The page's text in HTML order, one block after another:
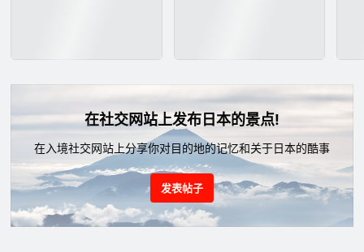
在社交网站上发布日本的景点!
在入境社交网站上分享你对目的地的记忆和关于日本的酷事
发表帖子